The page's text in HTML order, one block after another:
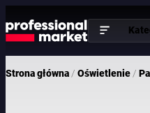
Strona główna/ Oświetlenie/